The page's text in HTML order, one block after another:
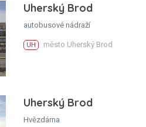
Uherský Brod
autobusové nádraží
UH město Uherský Brod
Uherský Brod
Hvězdárna